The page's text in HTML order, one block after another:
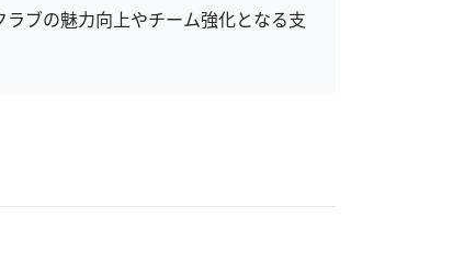
ブの魅力向上やチーム強化となる支